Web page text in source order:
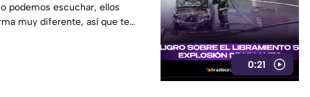
podemos escuchar, ellos
muy diferente, así que te
0:21